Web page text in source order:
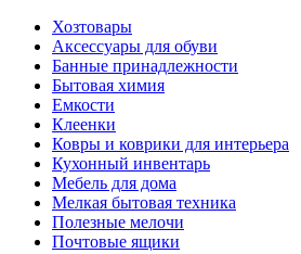
Хозтовары
Аксессуары для обуви
Банные принадлежности
Бытовая химия
Емкости
Клеенки
Ковры и коврики для интерьера
Кухонный инвентарь
Мебель для дома
Мелкая бытовая техника
Полезные мелочи
Почтовые ящики